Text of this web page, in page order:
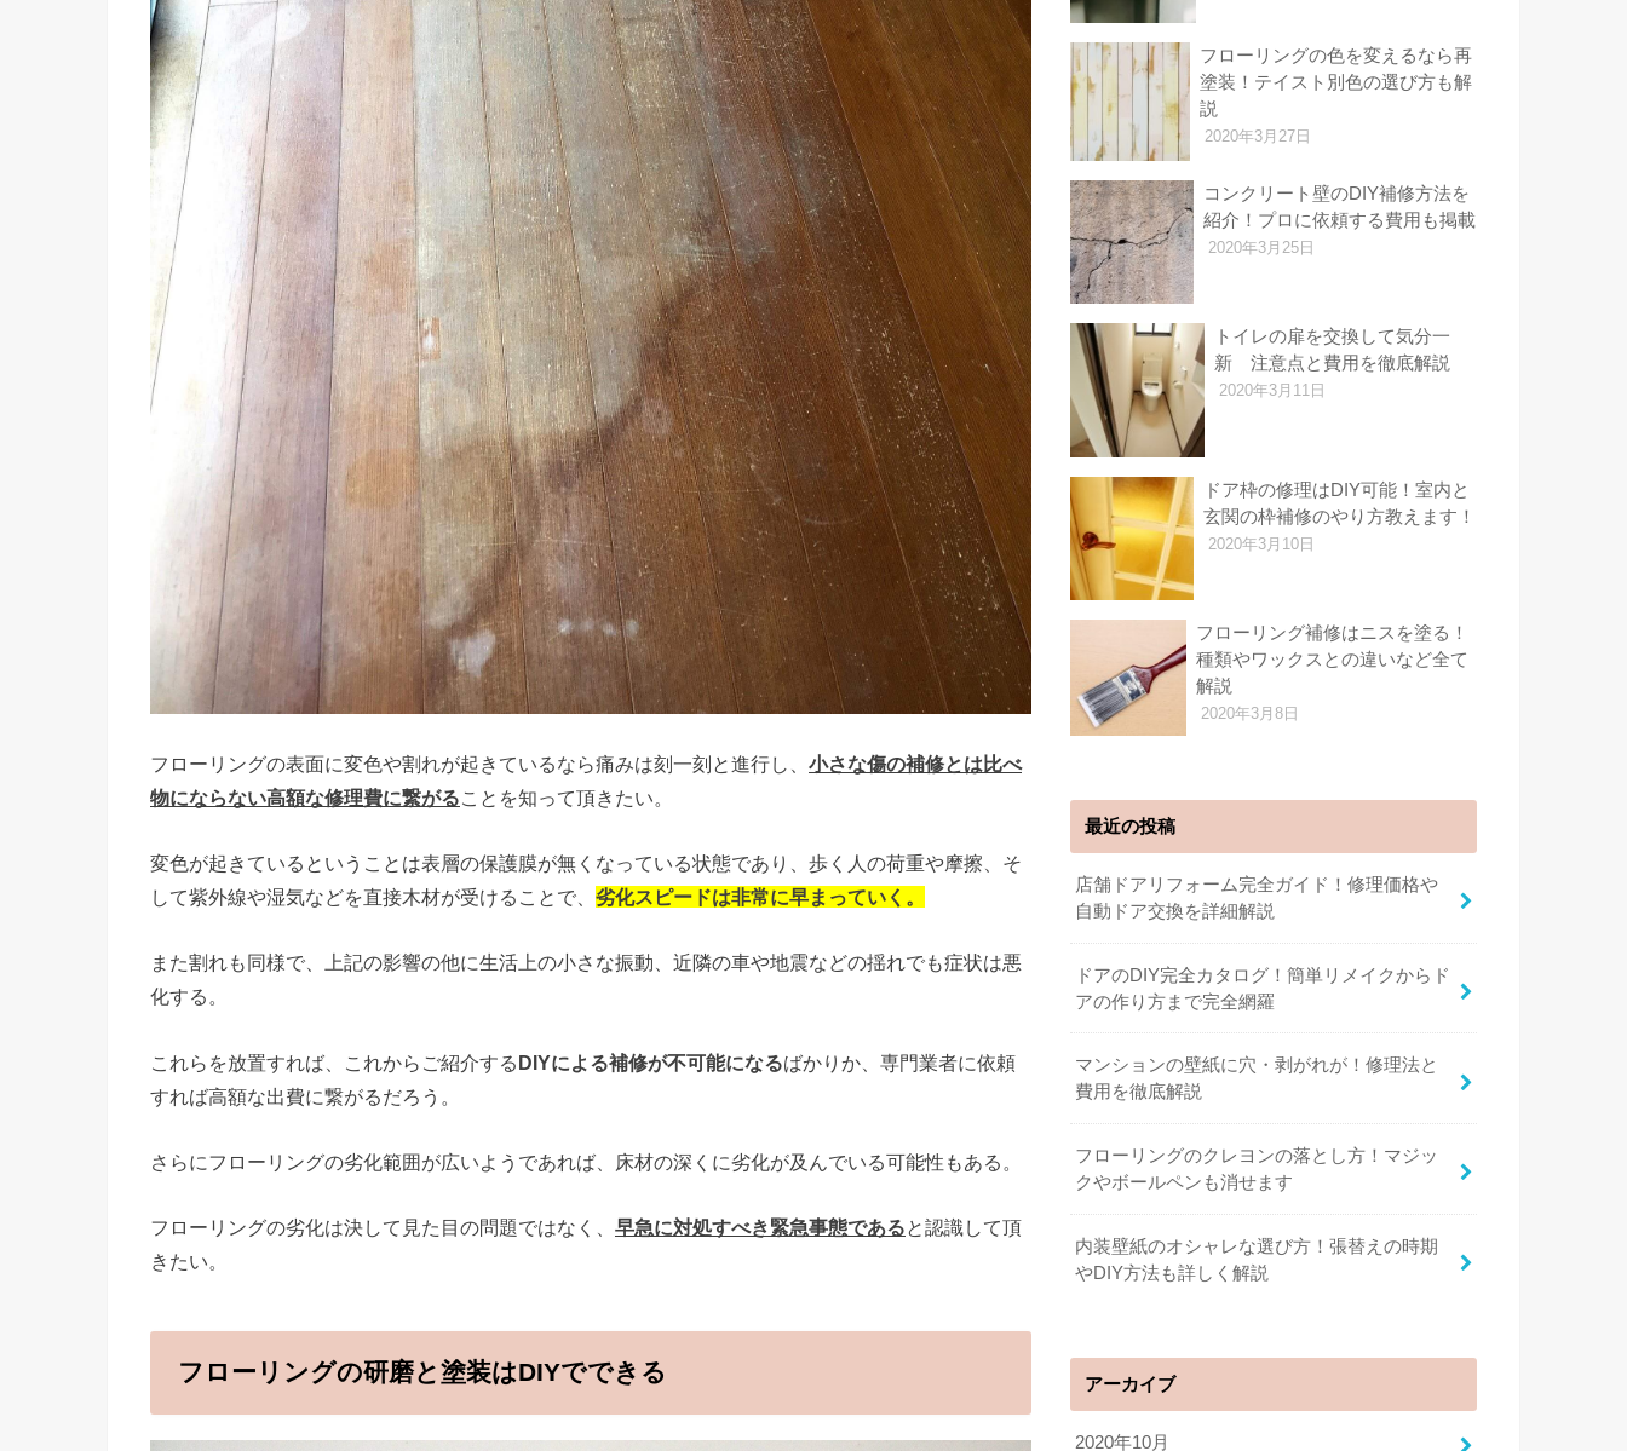
フローリングの表面に変色や割れが起きているなら痛みは刻一刻と進行し、 小さな傷の補修とは比べ
物にならない高額な修理費に繋がることを知って頂きたい。
変色が起きているということは表層の保護膜が無くなっている状態であり、歩く人の荷重や摩擦、そ
して紫外線や湿気などを直接木材が受けることで、 劣化スピードは非常に早まっていく。
また割れも同様で、上記の影響の他に生活上の小さな振動、近隣の車や地震などの揺れでも症状は悪
化する。
これらを放置すれば、これからご紹介するDIYによる補修が不可能になるばかりか、専門業者に依頼
すれば高額な出費に繋がるだろう。
さらにフローリングの劣化範囲が広いようであれば、床材の深くに劣化が及んでいる可能性もある。
フローリングの劣化は決して見た目の問題ではなく、 早急に対処すべき緊急事態であると認識して頂
きたい。
フローリングの研磨と塗装はDIYでできる
フローリングの色を変えるなら再
塗装！テイスト別色の選び方も解
説
2020年3月27日
コンクリート壁のDIY補修方法を
紹介！プロに依頼する費用も掲載
2020年3月25日
トイレの扉を交換して気分一
新 注意点と費用を徹底解説
2020年3月11日
ドア枠の修理はDIY可能！室内と
玄関の枠補修のやり方教えます！
2020年3月10日
フローリング補修はニスを塗る！
種類やワックスとの違いなど全て
解説
2020年3月8日
最近の投稿
店舗ドアリフォーム完全ガイド！修理価格や
自動ドア交換を詳細解説
ドアのDIY完全カタログ！簡単リメイクからド
アの作り方まで完全網羅
マンションの壁紙に穴・剥がれが！修理法と
費用を徹底解説
フローリングのクレヨンの落とし方！マジッ
クやボールペンも消せます
内装壁紙のオシャレな選び方！張替えの時期
やDIY方法も詳しく解説
アーカイブ
2020年10月